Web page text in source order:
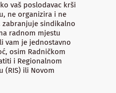
vaš poslodavac krši
ne organizira i ne
sindikalno
radnom mjestu
vam je jednostavno
osim Radničkom
i Regionalnom
(RIS) ili Novom